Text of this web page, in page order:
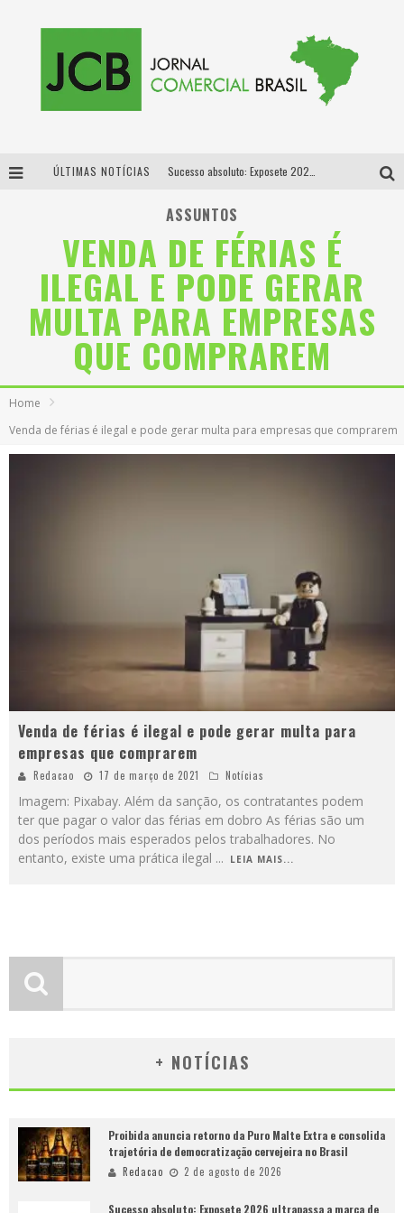
ÚLTIMAS NOTÍCIAS
Designer mineira lança jogo educativo sobre coleta seletiva na maior feira de jogos de tabuleiro da América Latina
Proibida anuncia retorno da Puro Malte Extra e consolida trajetória de democratização cervejeira no Brasil
ASSUNTOS
VENDA DE FÉRIAS É
ILEGAL E PODE GERAR
MULTA PARA EMPRESAS
QUE COMPRAREM
Home
Venda de férias é ilegal e pode gerar multa para empresas que comprarem
Venda de férias é ilegal e pode gerar multa para
empresas que comprarem
Redacao 17 de março de 2021 Notícias
Imagem: Pixabay. Além da sanção, os contratantes podem
ter que pagar o valor das férias em dobro As férias são um
dos períodos mais esperados pelos trabalhadores. No
entanto, existe uma prática ilegal ... LEIA MAIS...
+ NOTÍCIAS
Proibida anuncia retorno da Puro Malte Extra e consolida
trajetória de democratização cervejeira no Brasil
Redacao 2 de agosto de 2026
Sucesso absoluto: Exposete 2026 ultrapassa a marca de